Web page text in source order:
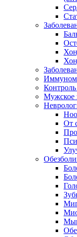
Контроль
Мужское
От